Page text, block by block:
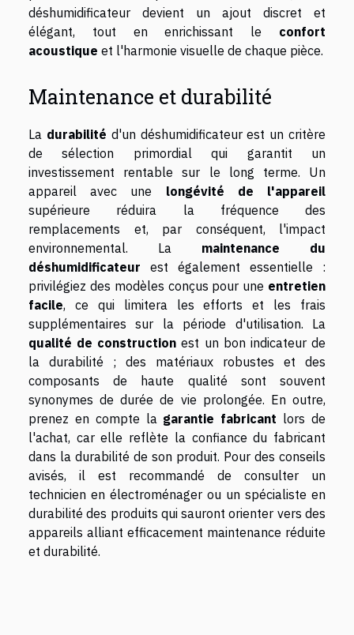
déshumidificateur devient un ajout discret et
élégant, tout en enrichissant le confort
acoustique et l'harmonie visuelle de chaque pièce.
Maintenance et durabilité
La durabilité d'un déshumidificateur est un critère
de sélection primordial qui garantit un
investissement rentable sur le long terme. Un
appareil avec une longévité de l'appareil
supérieure réduira la fréquence des
remplacements et, par conséquent, l'impact
environnemental. La maintenance du
déshumidificateur est également essentielle :
privilégiez des modèles conçus pour une entretien
facile, ce qui limitera les efforts et les frais
supplémentaires sur la période d'utilisation. La
qualité de construction est un bon indicateur de
la durabilité ; des matériaux robustes et des
composants de haute qualité sont souvent
synonymes de durée de vie prolongée. En outre,
prenez en compte la garantie fabricant lors de
l'achat, car elle reflète la confiance du fabricant
dans la durabilité de son produit. Pour des conseils
avisés, il est recommandé de consulter un
technicien en électroménager ou un spécialiste en
durabilité des produits qui sauront orienter vers des
appareils alliant efficacement maintenance réduite
et durabilité.